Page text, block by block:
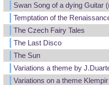
Swan Song of a dying Guitar
Temptation of the
The Czech Fairy Tales
The Last Disco
The Sun
Variations a theme by
Variations on a theme Klempir